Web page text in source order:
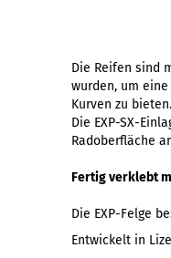
Die Reifen sind
wurden, um
Kurven zu bieten.
Die EXP-SX-
Radoberfläche
Fertig verklebt
Die EXP-Felge
Entwickelt in